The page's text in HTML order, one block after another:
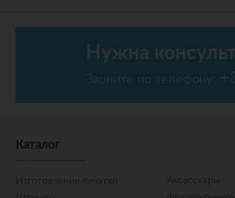
Нужна
Звоните по телефону:
Каталог